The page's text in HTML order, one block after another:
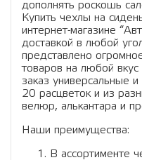
дополнять роскошь
Купить чехлы на
интернет-магазине
доставкой в любой
представлено
товаров на любой
заказ универсальные
20 расцветок и из
велюр, алькантара и
Наши преимущества:
В ассортименте